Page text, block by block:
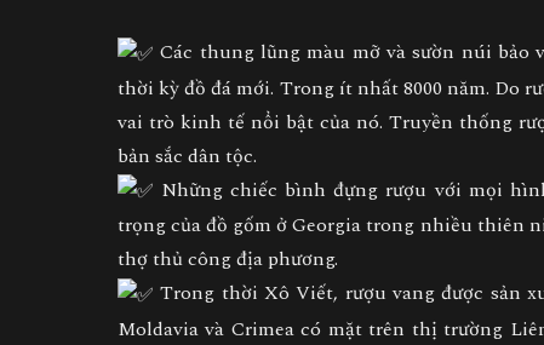
Các thung lũng màu mỡ và sườn núi bảo
thời kỳ đồ đá mới. Trong ít nhất 8000 năm. Do
vai trò kinh tế nổi bật của nó. Truyền thống
bản sắc dân tộc.
Những chiếc bình đựng rượu với mọi
trọng của đồ gốm ở Georgia trong nhiều thiên
thợ thủ công địa phương.
Trong thời Xô Viết, rượu vang được sản
Moldavia và Crimea có mặt trên thị trường